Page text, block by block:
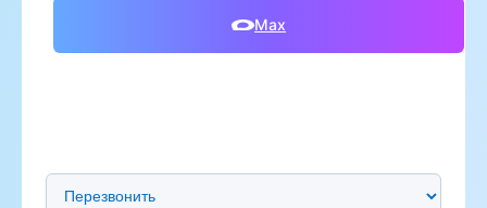
Max
Предпочтительный способ связи